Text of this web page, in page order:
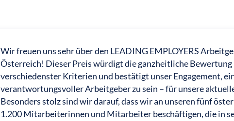
Wir freuen uns sehr über den LEADING EMPLOYERS
Österreich! Dieser Preis würdigt die ganzheitliche Bewertung
verschiedenster Kriterien und bestätigt unser Engagement,
verantwortungsvoller Arbeitgeber zu sein – für unsere
Besonders stolz sind wir darauf, dass wir an unseren fünf
1.200 Mitarbeiterinnen und Mitarbeiter beschäftigen, die in